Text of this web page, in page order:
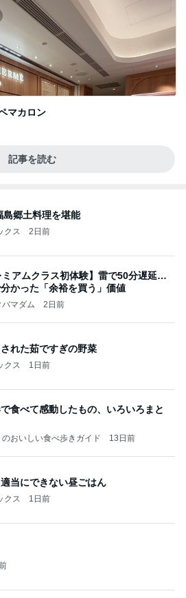
マカロン
記事を読む
島郷土料理を堪能
クス 2日前
ミアムクラス初体験】雷で50分遅延…
かった「余裕を買う」価値
マダム 2日前
れた茹ですぎの野菜
クス 1日前
食べて感動したもの、いろいろまと
おいしい食べ歩きガイド 13日前
当にできない昼ごはん
クス 1日前